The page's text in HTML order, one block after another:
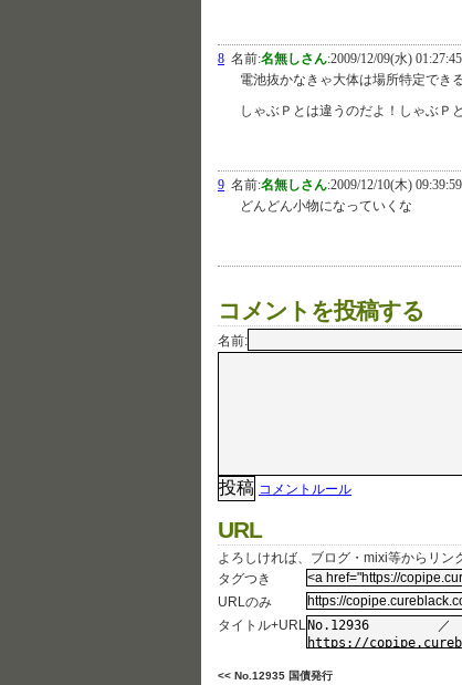
8 名前:名無しさん:2009/12/09(水) 01:27:45
電池抜かなきゃ大体は場所特定でき
しゃぶＰとは違うのだよ！しゃぶＰ
9 名前:名無しさん:2009/12/10(木) 09:39:59
どんどん小物になっていくな
コメントを投稿する
名前:
コメントルール
URL
よろしければ、ブログ・mixi等からリン
タグつき
URLのみ
タイトル+URL
<< No.12935 国債発行